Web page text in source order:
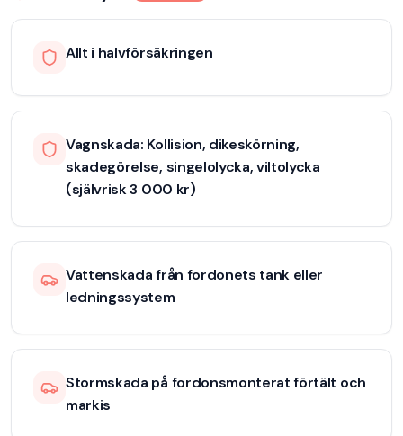
Allt i halvförsäkringen
Vagnskada: Kollision, dikeskörning,
skadegörelse, singelolycka, viltolycka
(självrisk 3 000 kr)
Vattenskada från fordonets tank eller
ledningssystem
Stormskada på fordonsmonterat förtält och
markis